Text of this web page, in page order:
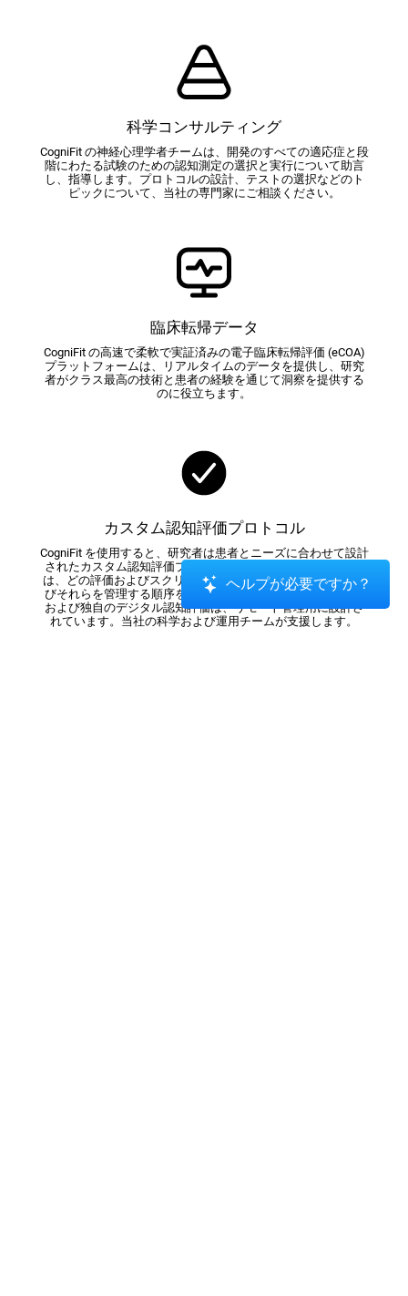
科学コンサルティング
CogniFit の神経心理学者チームは、開発のすべての適応症と段
階にわたる試験のための認知測定の選択と実行について助言
し、指導します。プロトコルの設計、テストの選択などのト
ピックについて、当社の専門家にご相談ください。
臨床転帰データ
CogniFit の高速で柔軟で実証済みの電子臨床転帰評価 (eCOA)
プラットフォームは、リアルタイムのデータを提供し、研究
者がクラス最高の技術と患者の経験を通じて洞察を提供する
のに役立ちます。
カスタム認知評価プロトコル
CogniFit を使用すると、研究者は患者とニーズに合わせて設計
されたカスタム認知評価プロトコルを作成できます。研究者
は、どの評価およびスクリーニング ツールを含めるか、およ
びそれらを管理する順序を選択できます。 CogniFit の従来型
および独自のデジタル認知評価は、リモート管理用に設計さ
れています。当社の科学および運用チームが支援します。
ヘルプが必要ですか？